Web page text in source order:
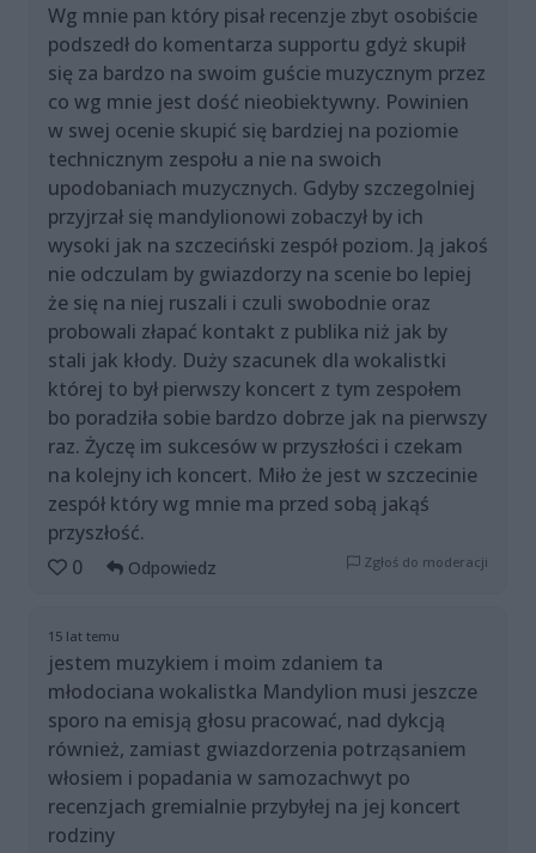
Wg mnie pan który pisał recenzje zbyt osobiście
podszedł do komentarza supportu gdyż skupił
się za bardzo na swoim guście muzycznym przez
co wg mnie jest dość nieobiektywny. Powinien
w swej ocenie skupić się bardziej na poziomie
technicznym zespołu a nie na swoich
upodobaniach muzycznych. Gdyby szczegolniej
przyjrzał się mandylionowi zobaczył by ich
wysoki jak na szczeciński zespół poziom. Ją jakoś
nie odczulam by gwiazdorzy na scenie bo lepiej
że się na niej ruszali i czuli swobodnie oraz
probowali złapać kontakt z publika niż jak by
stali jak kłody. Duży szacunek dla wokalistki
której to był pierwszy koncert z tym zespołem
bo poradziła sobie bardzo dobrze jak na pierwszy
raz. Życzę im sukcesów w przyszłości i czekam
na kolejny ich koncert. Miło że jest w szczecinie
zespół który wg mnie ma przed sobą jakąś
przyszłość.
0
Odpowiedz Zgłoś do moderacji
15 lat temu
jestem muzykiem i moim zdaniem ta
młodociana wokalistka Mandylion musi jeszcze
sporo na emisją głosu pracować, nad dykcją
również, zamiast gwiazdorzenia potrząsaniem
włosiem i popadania w samozachwyt po
recenzjach gremialnie przybyłej na jej koncert
rodziny